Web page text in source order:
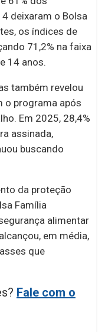
deixaram o Bolsa
os índices de
71,2% na faixa
14 anos.
também revelou
o programa após
Em 2025, 28,4%
assinada,
buscando
da proteção
Família
alimentar
em média,
que
Fale com o